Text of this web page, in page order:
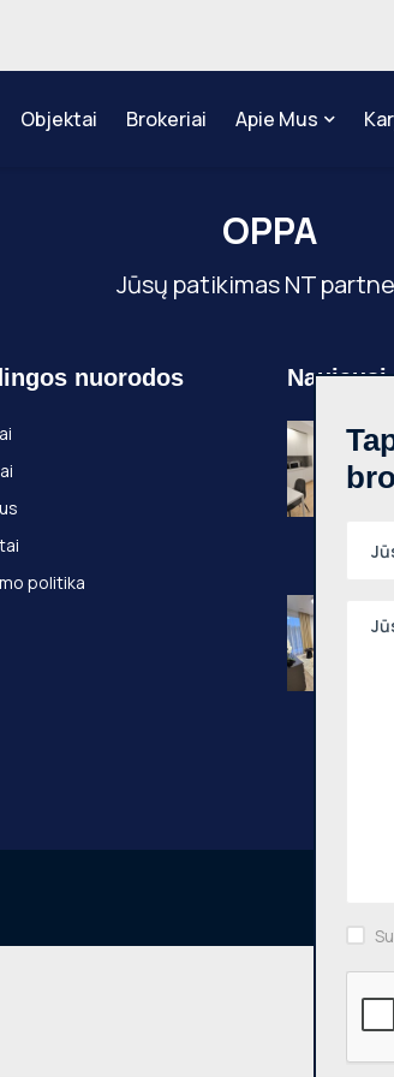
Objektai Brokeriai Apie Mus
OPPA
Jūsų patikimas NT
nuorodos
politika